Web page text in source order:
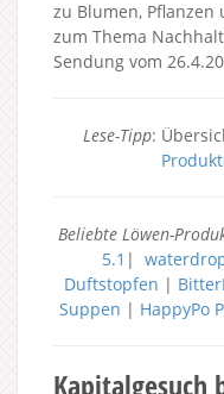
zu Blumen,
zum Thema
Sendung vom
Lese-Tipp:
Beliebte Löwen-
5.1 |
Duftstopfen |
Suppen | HappyPo
Kapitalgesuch